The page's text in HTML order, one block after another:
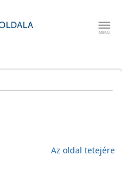
Az oldal tetejére